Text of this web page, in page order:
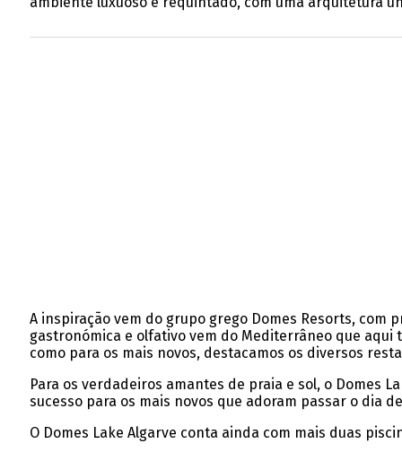
A inspiração vem do grupo grego Domes Resorts, com
gastronómica e olfativo vem do Mediterrâneo que
como para os mais novos, destacamos os diversos
Para os verdadeiros amantes de praia e sol, o Domes
sucesso para os mais novos que adoram passar o dia
O Domes Lake Algarve conta ainda com mais duas